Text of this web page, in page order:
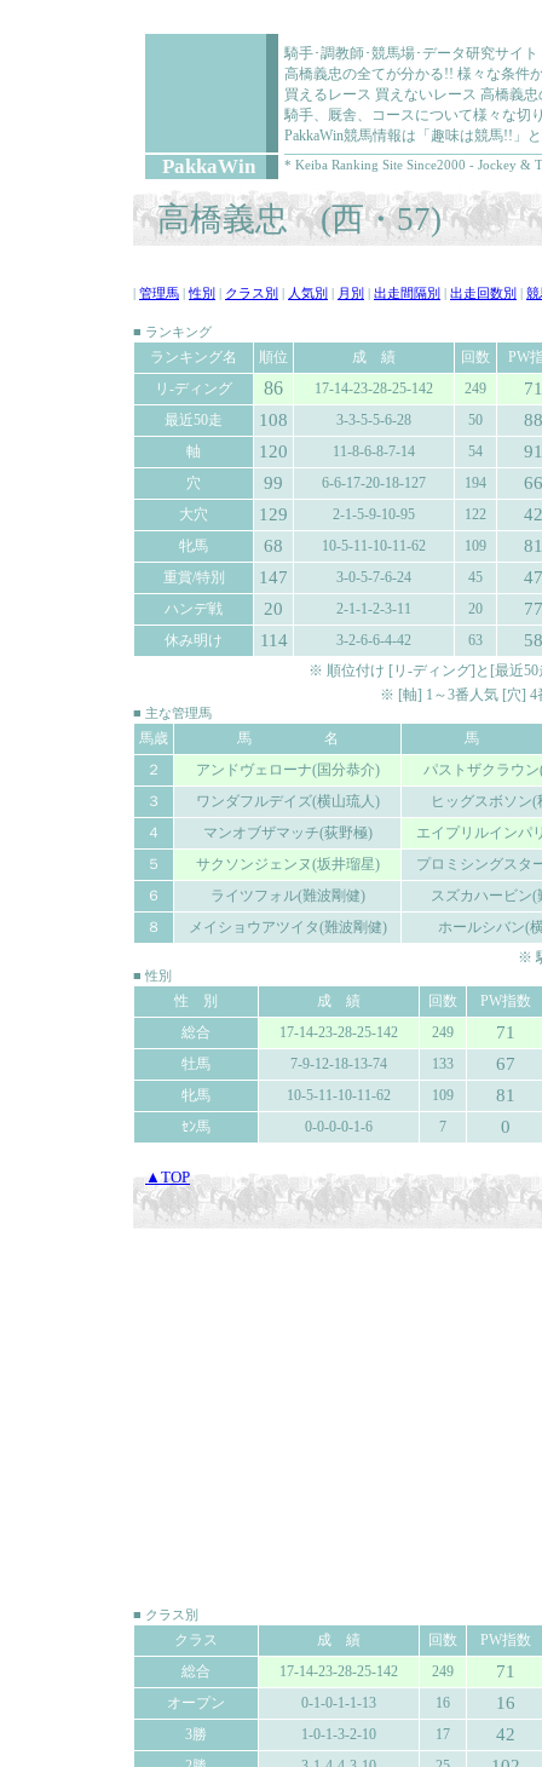
騎手･調教師･競馬場･データ研究サイ
高橋義忠の全てが分かる!! 様々な条件
買えるレース 買えないレース 高橋義
騎手、厩舎、コースについて様々な切
PakkaWin競馬情報は「趣味は競馬!!」
PakkaWin * Keiba Ranking Site Since2000 - Jockey &
高橋義忠 (西・57)
管理馬 |性別 クラス別 人気別 月別 出走間隔別 出走回数別 競
■ ランキング
ランキング名 順位 成 績 回数
PW
リ-ディング
86 17-14-23-28-25-142 249 71
最近50走 108 3-3-5-5-6-28 50 88
軸 120 11-8-6-8-7-14 54 91
穴 99 6-6-17-20-18-127 194 66
大穴 129 2-1-5-9-10-95 122 42
牝馬 68 10-5-11-10-11-62 109 81
重賞/特別 147 3-0-5-7-6-24 45 47
ハンデ戦 20 2-1-1-2-3-11 20 77
休み明け 114 3-2-6-6-4-42 63 58
※ 順位付け [リ-ディング]と[最近
※ [軸] 1～3番人気 [穴] 4
■ 主な管理馬
馬歳 馬 名
馬
２
アンドヴェローナ(国分恭介)
パストザクラウ
３
ワンダフルデイズ(横山琉人)
ヒッグスボソン(
４
マンオブザマッチ(荻野極)
エイプリルインパ
５
サクソンジェンヌ(坂井瑠星)
プロミシングスタ
６
ライツフォル(難波剛健)
スズカハービン(
８
メイショウアツイタ(難波剛健)
ホールシバン(
※
■ 性別
性 別 成 績 回数
PW指数
総合
17-14-23-28-25-142 249 71
牡馬 7-9-12-18-13-74 133 67
牝馬 10-5-11-10-11-62 109 81
ｾﾝ馬 0-0-0-0-1-6 7 0
▲TOP
■ クラス別
クラス 成 績 回数
PW指数
総合
17-14-23-28-25-142 249 71
オープン 0-1-0-1-1-13 16 16
3勝 1-0-1-3-2-10 17 42